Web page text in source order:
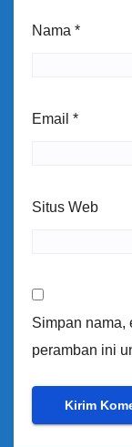
Nama *
Email *
Situs Web
Simpan nama,
peramban ini